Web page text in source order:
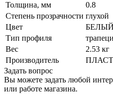
Толщина, мм
0.8
Степень прозрачности глухой
Цвет
БЕЛЫЙ
Тип профиля
Вес
2.53 кг
Производитель
Задать вопрос
Вы можете задать любой
или работе магазина.